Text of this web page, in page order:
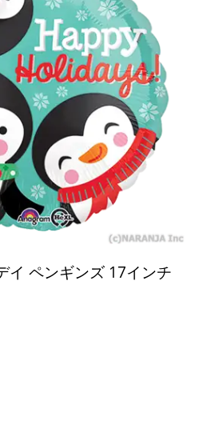
イ ペンギンズ 17インチ